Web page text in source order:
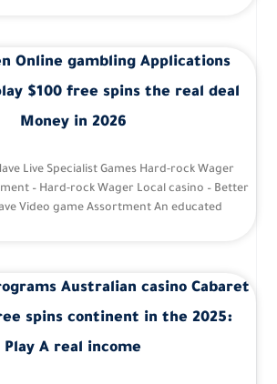
Online gambling Applications
$100 free spins the real deal
Money in 2026
Live Specialist Games Hard-rock Wager
– Hard-rock Wager Local casino – Better
Video game Assortment An educated
Australian casino Cabaret
spins continent in the 2025:
Play A real income